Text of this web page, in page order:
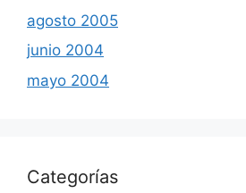
agosto 2005
junio 2004
mayo 2004
Categorías